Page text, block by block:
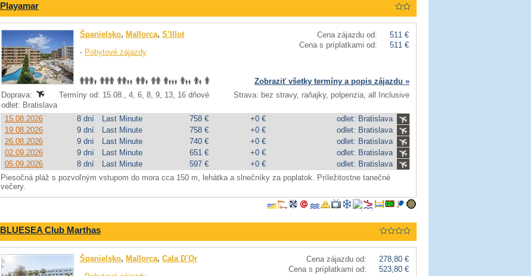
Playamar
Cena zájazdu od:
511 €
Cena s príplatkami od:
511 €
Španielsko, Mallorca, S’Illot
- Pobytové zájazdy
Zobraziť všetky termíny a popis zájazdu »
Doprava:
Termíny od: 15.08., 4, 6, 8, 9, 13, 16 dňové
Strava: bez stravy, raňajky, polpenzia, all Inclusive
odlet: Bratislava
15.08.2026
8 dní Last Minute 758 € +0 €
odlet: Bratislava
19.08.2026
9 dní Last Minute 758 € +0 €
odlet: Bratislava
26.08.2026
9 dní Last Minute 740 € +0 €
odlet: Bratislava
02.09.2026
9 dní Last Minute 651 € +0 €
odlet: Bratislava
05.09.2026
8 dní Last Minute 597 € +0 €
odlet: Bratislava
Piesočná pláž s pozvoľným vstupom do mora cca 150 m, lehátka a slnečníky za poplatok. Príležitostne tanečné
večery.
BLUESEA Club Marthas
Cena zájazdu od:
278,80 €
Cena s príplatkami od:
523,80 €
Španielsko, Mallorca, Cala D´Or